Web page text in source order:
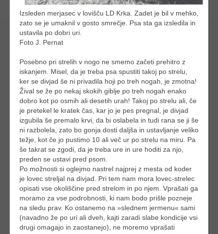
Izsleden merjasec v lovišču LD Krka. Zadet je bil v mehko,
zato se je umaknil v gosto smrečje. Psa sta ga izsledila in
ustavila po dobri uri.
Foto J. Pernat
Posebno pri strelih v nogo ne smemo začeti prehitro z
iskanjem. Misel, da je treba psa spustiti takoj po strelu,
ker se divjad še ni privadila hoji po treh nogah, je zmotna!
Žival se že po nekaj skokih giblje po treh nogah enako
dobro kot po osmih ali desetih urah! Takoj po strelu ali, če
je pretekel le kratek čas, kar jo je pes pregnal, je divjad
izgubila še premalo krvi, da bi oslabela in tudi rana se ji še
ni razbolela, zato bo gonja dosti daljša in ustavljanje veliko
težje, kot če jo pustimo 10 ali več ur po strelu na miru. Pa
še takrat se zgodi, da je treba ure in ure hoditi za njo,
preden se ustavi pred psom.
Po možnosti si oglejmo nastrel najprej z mesta od koder
je lovec streljal na divjad. Pri tem nam mora lovec-strelec
opisati vse okoliščine pred strelom in po njem. Vprašati ga
moramo za vse podrobnosti, ki nam bodo prišle pozneje
na sledu prav. Ko ostanemo na »slednem jermenu« sami
(navadno že po uri ali dveh, kajti zaradi slabe kondicije vsi
drugi omagajo in zaostanejo), ne moremo vprašati